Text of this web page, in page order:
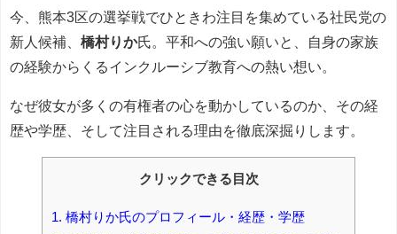
今、熊本3区の選挙戦でひときわ注目を集めている社民党の
新人候補、 橋村りか氏。平和への強い願いと、自身の家族
の経験からくるインクルーシブ教育への熱い想い。
なぜ彼女が多くの有権者の心を動かしているのか、その経
歴や学歴、そして注目される理由を徹底深掘りします。
クリックできる目次
1. 橋村りか氏のプロフィール・経歴・学歴